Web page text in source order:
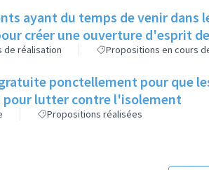
ayant du temps de venir dans
créer une ouverture d'esprit
de réalisation Propositions en cours
ponctellement pour que
pour lutter contre l'isolement
Propositions réalisées